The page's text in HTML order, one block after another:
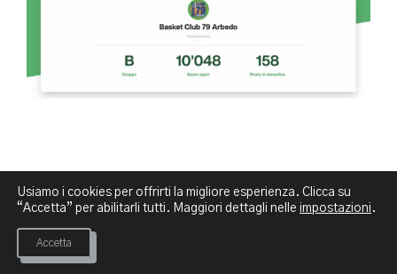
Copyright 2026 Basket Club 79 Arbedo
Usiamo i cookies per offrirti la migliore esperienza. Clicca su
“Accetta” per abilitarli tutti. Maggiori dettagli nelle impostazioni .
Accetta